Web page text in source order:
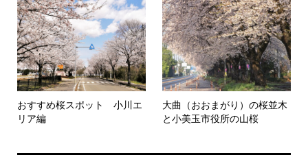
おすすめ桜スポット 小川エ
リア編
大曲（おおまがり）の桜並木
と小美玉市役所の山桜